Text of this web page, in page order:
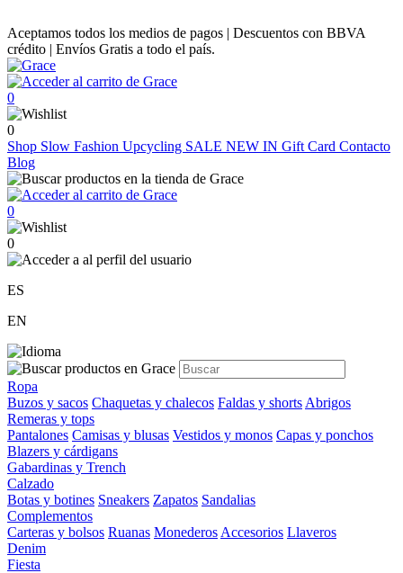
Aceptamos todos los medios de pagos | Descuentos con BBVA
crédito | Envíos Gratis a todo el país.
0
0
Shop Slow Fashion Upcycling SALE NEW IN Gift Card Contacto
Blog
0
0
ES
EN
Ropa
Buzos y sacos Chaquetas y chalecos Faldas y shorts Abrigos
Remeras y tops
Pantalones Camisas y blusas Vestidos y monos Capas y ponchos
Blazers y cárdigans
Gabardinas y Trench
Calzado
Botas y botines Sneakers Zapatos Sandalias
Complementos
Carteras y bolsos Ruanas Monederos Accesorios Llaveros
Denim
Fiesta